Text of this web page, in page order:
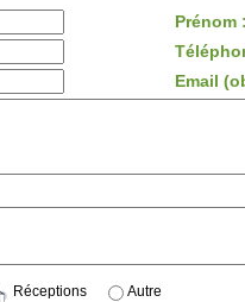
Prénom :
Email
Réceptions Autre